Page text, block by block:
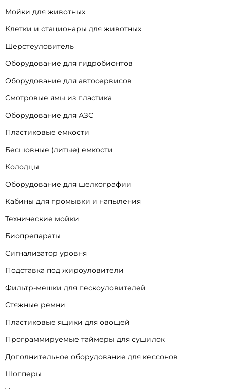
Мойки для животных
Клетки и стационары для животных
Шерстеуловитель
Оборудование для гидробионтов
Оборудование для автосервисов
Смотровые ямы из пластика
Оборудование для АЗС
Пластиковые емкости
Бесшовные (литые) емкости
Колодцы
Оборудование для шелкографии
Кабины для промывки и напыления
Технические мойки
Биопрепараты
Сигнализатор уровня
Подставка под жироуловители
Фильтр-мешки для пескоуловителей
Стяжные ремни
Пластиковые ящики для овощей
Программируемые таймеры для сушилок
Дополнительное оборудование для кессонов
Шопперы